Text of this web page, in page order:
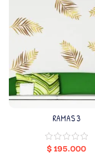
RAMAS 3
$195.000